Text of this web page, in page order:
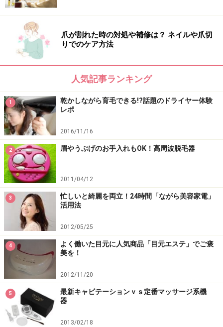
爪が割れた時の対処や補修は？ ネイルや爪切
りでのケア方法
人気記事ランキング
1
乾かしながら育毛できる!?話題のドライヤー体験
レポ
2016/11/16
2 眉やうぶげのお手入れもOK！高周波脱毛器
2011/04/12
3
忙しいと綺麗を両立！24時間「ながら美容家電」
活用法
2012/05/25
4
よく働いた目元に人気商品「目元エステ」でご褒
美を！
2012/11/20
5
最新キャビテーションｖｓ定番マッサージ系機
器
2013/02/18